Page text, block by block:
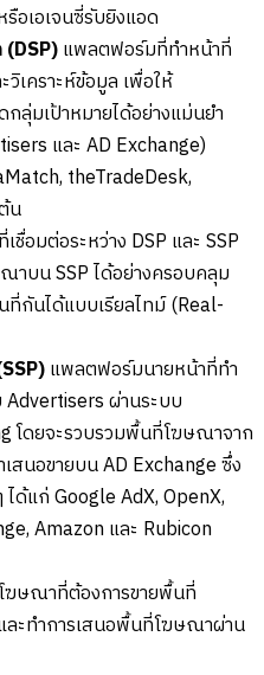
อเอเจนซี่รับยิงแอด
แพลตฟอร์มที่ทำหน้าที่
เคราะห์ข้อมูล เพื่อให้
ลุ่มเป้าหมายได้อย่างแม่นยำ
และ AD Exchange)
theTradeDesk,
น
ชื่อมต่อระหว่าง DSP และ SSP
าบน SSP ได้อย่างครอบคลุม
กันได้แบบเรียลไทม์ (Real-
แพลตฟอร์มนายหน้าที่ทำ
ผ่านระบบ
โดยจะรวบรวมพื้นที่โฆษณาจาก
สนอขายบน AD Exchange ซึ่ง
ด้แก่ Google AdX, OpenX,
Amazon และ Rubicon
ฆษณาที่ต้องการขายพื้นที่
ะทำการเสนอพื้นที่โฆษณาผ่าน